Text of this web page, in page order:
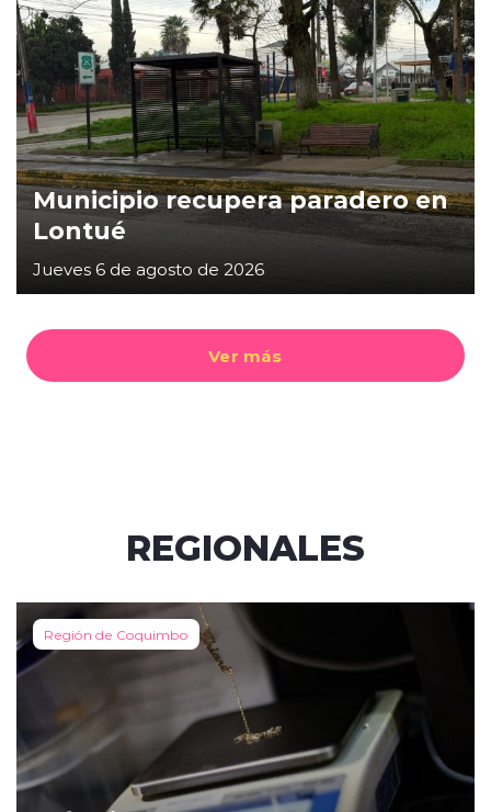
Ver más
Municipio recupera paradero en
Lontué
Jueves 6 de agosto de 2026
REGIONALES
Región de Coquimbo